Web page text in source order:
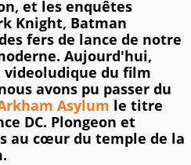
et les enquêtes
Knight, Batman
fers de lance de notre
Aujourd'hui,
du film
avons pu passer du
Asylum le titre
DC. Plongeon et
au cœur du temple de la